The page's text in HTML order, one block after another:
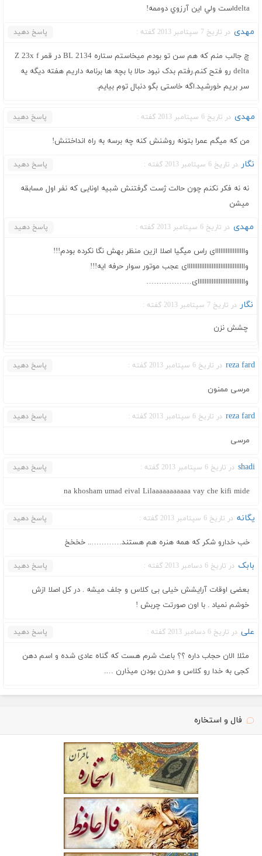
deltaاست ولي اين آرزوي دوممه!
مهدی در تاریخ 7 سپتامبر 2013 گفته : پاسخ دهید
چ جالب منم که هم سن تو بودم میخاستم ستاره BL 2134 در قمر Z 23x f
delta رو فتح کنم.رفتم بدک نبود حالا با بچه ها برنامه داریم هفته دیگه یه
سر بریم خورشید.اگه خاستی بگو دنبال توم بیایم.
مهدی در تاریخ 6 سپتامبر 2013 گفته : پاسخ دهید
من که میگم عمرا بتونه روشنش کنه چه برسه به راه انداختنش!
نگار در تاریخ 6 سپتامبر 2013 گفته : پاسخ دهید
نه نه فکر نکنم چون حالت ژست گرفتنش شبیه اونایی که نفر اول مسابقه
میشن
مهدی در تاریخ 6 سپتامبر 2013 گفته : پاسخ دهید
وااااااااااااااااای راس میگیا اصلا ازین منظر بهش نگا نکرده بودم!!!
وااااااااااااااااااااااااااااااااای عجب موتور سوار حرفه ایه!!!
وااااااااااااااااااااااااااای………………
نگار در تاریخ 7 سپتامبر 2013 گفته :
چشش نزن
reza fard در تاریخ 6 سپتامبر 2013 گفته : پاسخ دهید
مرسی ممنون
reza fard در تاریخ 6 سپتامبر 2013 گفته : پاسخ دهید
مرسی
shadi در تاریخ 6 سپتامبر 2013 گفته : پاسخ دهید
na khosham umad eival Lilaaaaaaaaaaa vay che kifi mide
یگانه در تاریخ 6 سپتامبر 2013 گفته : پاسخ دهید
خب خدارو شکر که همه هنره هم هستند………….. خخخخ
بابک در تاریخ 6 دسامبر 2013 گفته : پاسخ دهید
بعضی اوقات آرایشش خیلی بی کلاس و جلف میشه . در کل اصلا ازش
خوشم نمیاد . با اون صورتت چربش !
علی در تاریخ 6 دسامبر 2013 گفته : پاسخ دهید
مثلا الان حجاب داره ؟؟ باعث شرم هست که گناه عادی شده و اسم دهن
کجی به خدا رو کلاس و مدرن بودن میذارن ….
فال و استخاره